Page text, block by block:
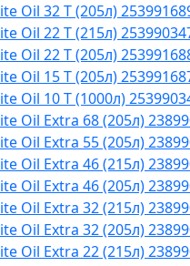
Oil 32 T (205л)
Oil 22 T (215л)
Oil 22 T (205л)
Oil 15 T (205л)
Oil 10 T (1000л)
Oil Extra 68 (205л)
Oil Extra 55 (205л)
Oil Extra 46 (215л)
Oil Extra 46 (205л)
Oil Extra 32 (215л)
Oil Extra 32 (205л)
Oil Extra 22 (215л)